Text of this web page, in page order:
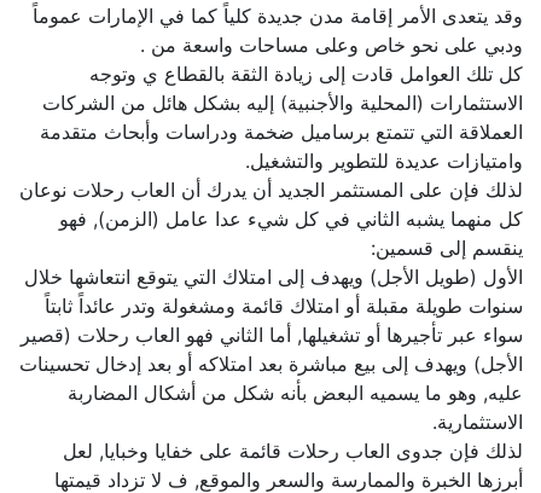
وقد يتعدى الأمر إقامة مدن جديدة كلياً كما في الإمارات عموماً
ودبي على نحو خاص وعلى مساحات واسعة من .
كل تلك العوامل قادت إلى زيادة الثقة بالقطاع ي وتوجه
الاستثمارات (المحلية والأجنبية) إليه بشكل هائل من الشركات
العملاقة التي تتمتع برساميل ضخمة ودراسات وأبحاث متقدمة
وامتيازات عديدة للتطوير والتشغيل.
لذلك فإن على المستثمر الجديد أن يدرك أن العاب رحلات نوعان
كل منهما يشبه الثاني في كل شيء عدا عامل (الزمن), فهو
ينقسم إلى قسمين:
الأول (طويل الأجل) ويهدف إلى امتلاك التي يتوقع انتعاشها خلال
سنوات طويلة مقبلة أو امتلاك قائمة ومشغولة وتدر عائداً ثابتاً
سواء عبر تأجيرها أو تشغيلها, أما الثاني فهو العاب رحلات (قصير
الأجل) ويهدف إلى بيع مباشرة بعد امتلاكه أو بعد إدخال تحسينات
عليه, وهو ما يسميه البعض بأنه شكل من أشكال المضاربة
الاستثمارية.
لذلك فإن جدوى العاب رحلات قائمة على خفايا وخبايا, لعل
أبرزها الخبرة والممارسة والسعر والموقع, ف لا تزداد قيمتها